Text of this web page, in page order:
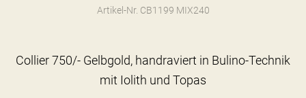
Artikel-Nr. CB1199 MIX240
Collier 750/- Gelbgold, handraviert in Bulino-Technik
mit Iolith und Topas